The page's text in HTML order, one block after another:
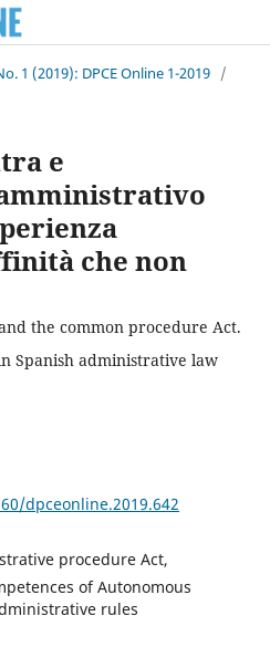
1 (2019): DPCE Online 1-2019 /
e
che non
the common procedure Act.
Spanish administrative law
dpceonline.2019.642
procedure Act,
of Autonomous
rules